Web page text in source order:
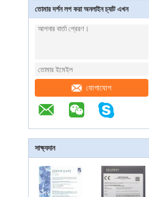
তোমার দর্শন লগ করা অনলাইন চ্যাট এখন
যোগাযোগ
সাক্ষ্যদান